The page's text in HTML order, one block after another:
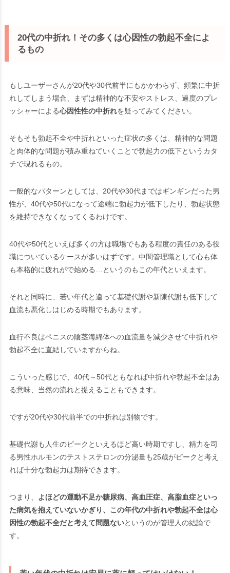
20代の中折れ！その多くは心因性の勃起不全によ
るもの
もしユーザーさんが20代や30代前半にもかかわらず、頻繁に中折
れしてしまう場合、まずは精神的な不安やストレス、過度のプレ
ッシャーによる心因性性の中折れを疑ってみてください。
そもそも勃起不全や中折れといった症状の多くは、精神的な問題
と肉体的な問題が積み重ねていくことで勃起力の低下というカタ
チで現れるもの。
一般的なパターンとしては、20代や30代まではギンギンだった男
性が、40代や50代になって途端に勃起力が低下したり、勃起状態
を維持できなくなってくるわけです。
40代や50代といえば多くの方は職場でもある程度の責任のある役
職についているケースが多いはずです。中間管理職として心も体
も本格的に疲れがで始める…というのもこの年代といえます。
それと同時に、若い年代と違って基礎代謝や新陳代謝も低下して
血流も悪化しはじめる時期でもあります。
血行不良はペニスの陰茎海綿体への血流量を減少させて中折れや
勃起不全に直結していますからね。
こういった感じで、40代～50代ともなれば中折れや勃起不全はあ
る意味、当然の流れと捉えることもできます。
ですが20代や30代前半での中折れは別物です。
基礎代謝も人生のピークといえるほど高い時期ですし、精力を司
る男性ホルモンのテストステロンの分泌量も25歳がピークと考え
れば十分な勃起力は期待できます。
つまり、
よほどの運動不足か糖尿病、高血圧症、高脂血症といっ
た病気を抱えていないかぎり、この年代の中折れや勃起不全は心
因性の勃起不全だと考えて問題ないというのが管理人の結論で
す。